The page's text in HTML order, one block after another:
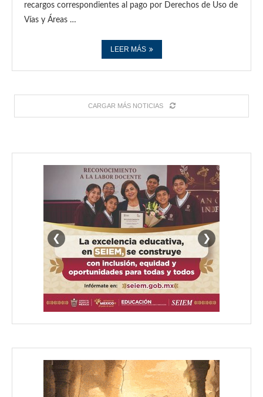
recargos correspondientes al pago por Derechos de Uso de
Vías y Áreas …
LEER MÁS
CARGAR MÁS NOTICIAS
❮ ❯